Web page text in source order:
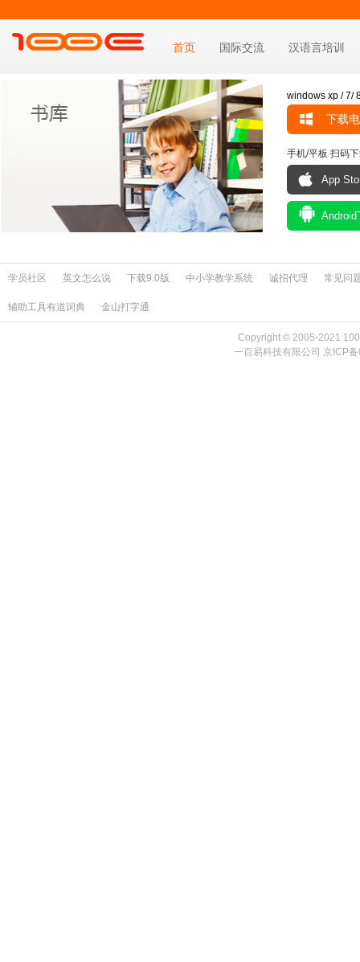
首页 国际交流 汉语言培训
windows xp / 7/
下载
手机/平板 扫码
App
学员社区 英文怎么说 下载9.0版 中小学教学系统 诚招代理 常见问
辅助工具有道词典 金山打字通
Copyright © 2005-2021
一百易科技有限公司 京ICP